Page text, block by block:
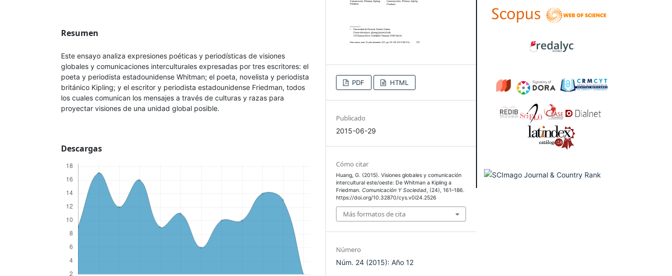
Resumen
Este ensayo analiza expresiones poéticas y periodísticas de visiones
globales y comunicaciones interculturales expresadas por tres escritores: el
poeta y periodista estadounidense Whitman; el poeta, novelista y periodista
británico Kipling; y el escritor y periodista estadounidense Friedman, todos
los cuales comunican los mensajes a través de culturas y razas para
proyectar visiones de una unidad global posible.
Descargas
PDF HTML
Publicado
2015-06-29
Cómo citar
Huang, G. (2015). Visiones globales y comunicación
intercultural este/oeste: De Whitman a Kipling a
Friedman.Comunicación Y Sociedad, (24), 161–186.
https://doi.org/10.32870/cys.v0i24.2526
Más formatos de cita
Número
Núm. 24 (2015): Año 12